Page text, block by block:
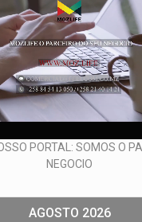
PORTAL: SOMOS O
NEGOCIO
AGOSTO 2026